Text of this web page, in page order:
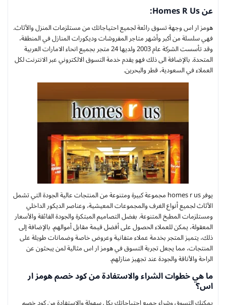
عن Homes R Us:
هومز ار اس وجهة تسوق رائعة لجميع احتياجاتك من مستلزمات المنزل والأثاث.
فهي سلسلة من أكبر وأشهر متاجر المفروشات وديكورات المنازل في المنطقة،
وقد تأسست الشركة عام 2003 ولديها 24 متجر بجميع انحاء الامارات العربية
المتحدة. بالإضافة الى ذلك فهو يقدم خدمة التسوق الالكتروني عبر الانترنت لكل
العملاء في السعودية، قطر والبحرين.
يوفر homes r us مجموعة كبيرة ومتنوعة من المنتجات عالية الجودة التي تشمل
الأثاث لجميع أنواع الغرف والمجموعات المعيشية، وعناصر الديكور الداخلي
ومستلزمات المطبخ المتنوعة. بفضل التصاميم المبتكرة والجودة الفائقة والأسعار
المعقولة، يمكن للعملاء الحصول على أفضل قيمة مقابل أموالهم. بالإضافة إلى
ذلك، يتميز المتجر بخدمة عملاء متفانية وعروض خاصة وضمانات طويلة على
المنتجات، مما يجعل تجربة التسوق في هومز ار اس مثالية لمن يبحثون عن
الراحة والأناقة والجودة عند تجهيز منازلهم.
ما هي خطوات الشراء والاستفادة من كود خصم هومز ار
اس؟